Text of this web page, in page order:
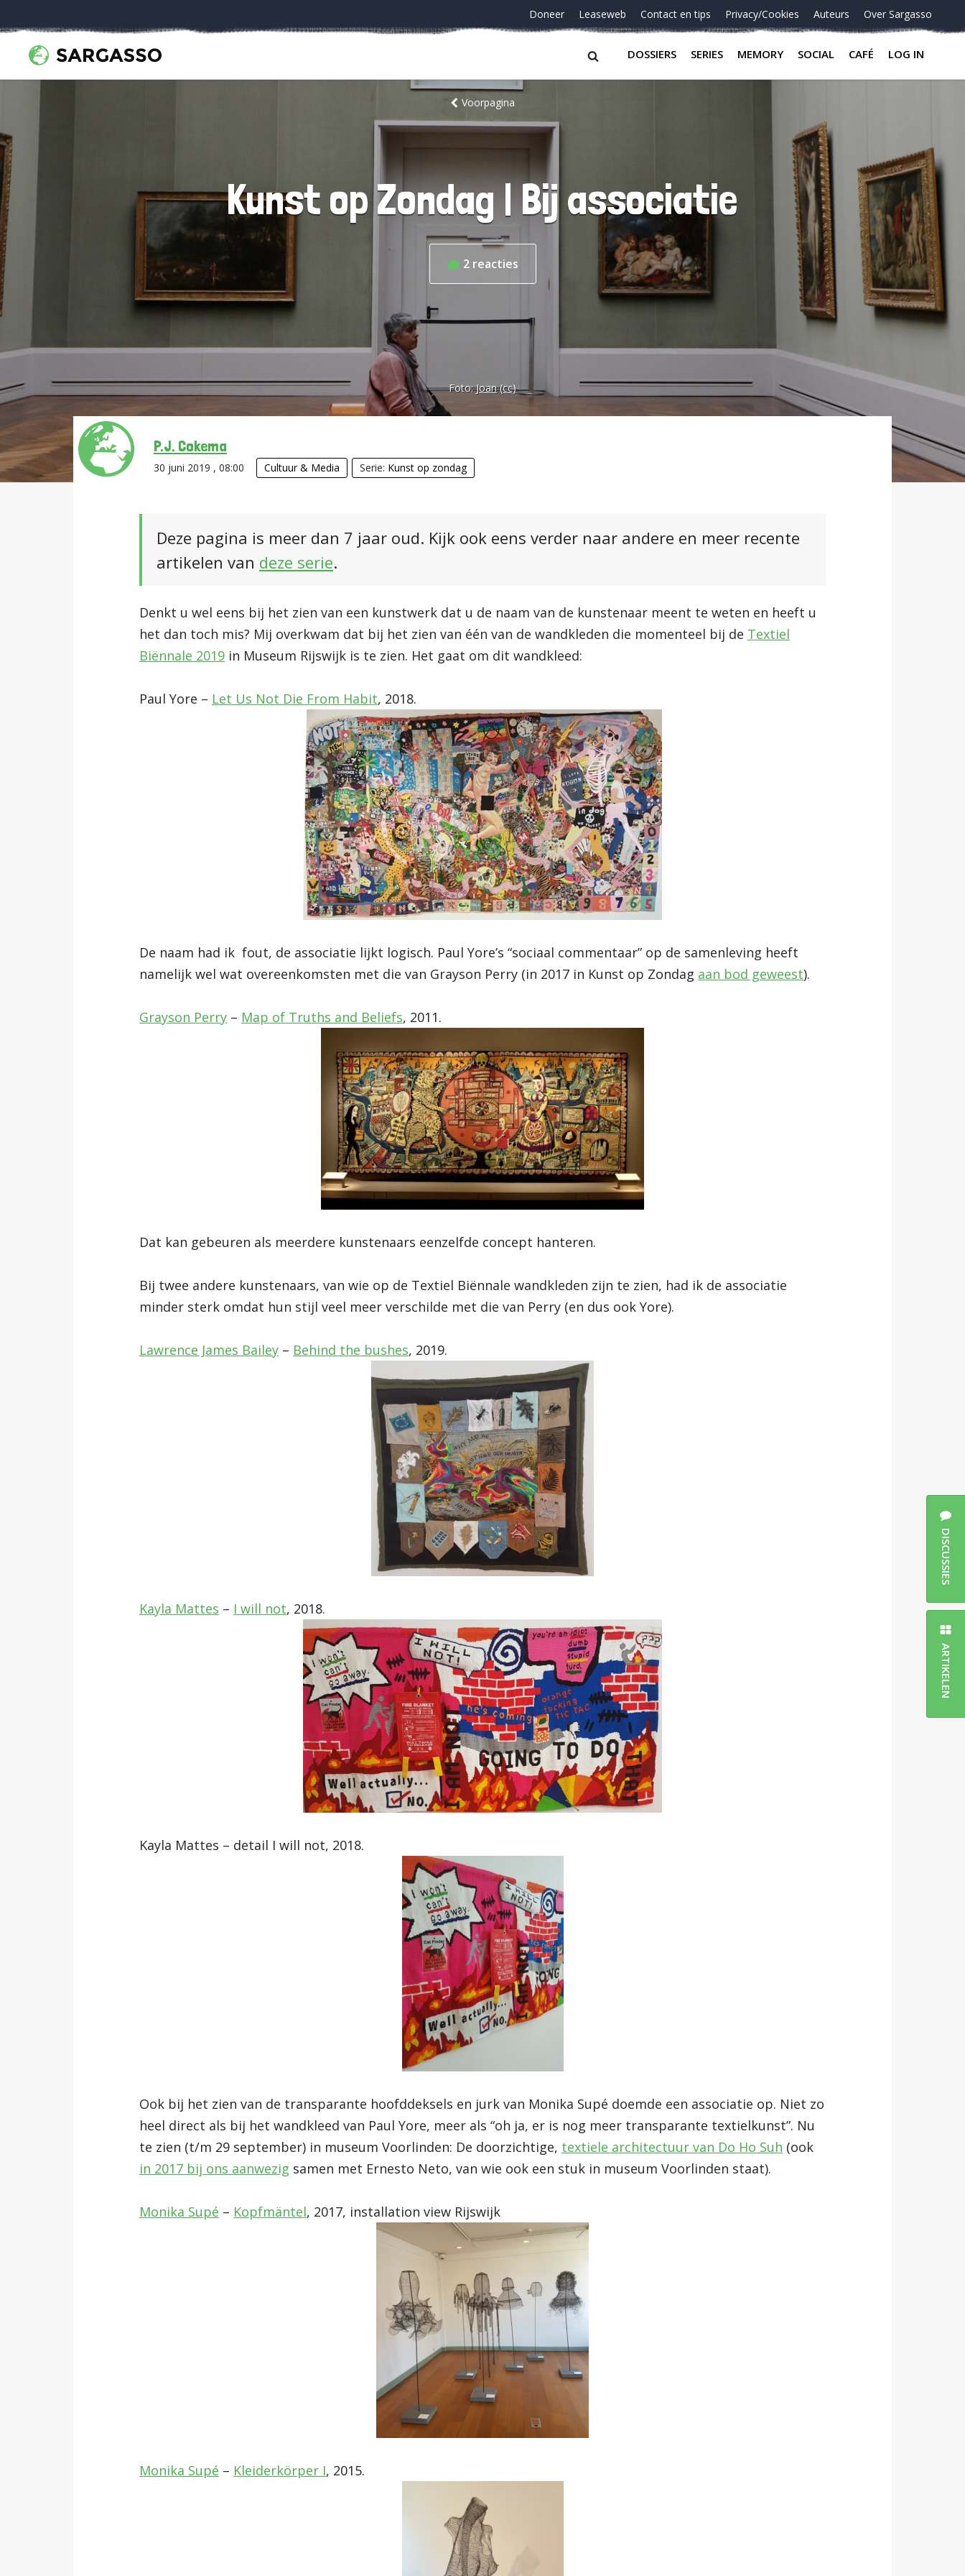
Doneer Leaseweb Contact en tips Privacy/Cookies Auteurs Over Sargasso
DOSSIERS SERIES MEMORY SOCIAL CAFÉ LOG IN
Voorpagina
Kunst op Zondag | Bij associatie
2 reacties
Foto:Joan (cc)
P.J. Cokema
30 juni 2019 , 08:00 Cultuur & Media Serie: Kunst op zondag
Deze pagina is meer dan 7 jaar oud. Kijk ook eens verder naar andere en meer recente
artikelen van deze serie.
Denkt u wel eens bij het zien van een kunstwerk dat u de naam van de kunstenaar meent te weten en heeft u
het dan toch mis? Mij overkwam dat bij het zien van één van de wandkleden die momenteel bij de Textiel
Biënnale 2019 in Museum Rijswijk is te zien. Het gaat om dit wandkleed:
Paul Yore – Let Us Not Die From Habit, 2018.
De naam had ik fout, de associatie lijkt logisch. Paul Yore’s “sociaal commentaar” op de samenleving heeft
namelijk wel wat overeenkomsten met die van Grayson Perry (in 2017 in Kunst op Zondag aan bod geweest).
Grayson Perry – Map of Truths and Beliefs, 2011.
Dat kan gebeuren als meerdere kunstenaars eenzelfde concept hanteren.
Bij twee andere kunstenaars, van wie op de Textiel Biënnale wandkleden zijn te zien, had ik de associatie
minder sterk omdat hun stijl veel meer verschilde met die van Perry (en dus ook Yore).
Lawrence James Bailey – Behind the bushes, 2019.
Kayla Mattes – I will not, 2018.
Kayla Mattes – detail I will not, 2018.
Ook bij het zien van de transparante hoofddeksels en jurk van Monika Supé doemde een associatie op. Niet zo
heel direct als bij het wandkleed van Paul Yore, meer als “oh ja, er is nog meer transparante textielkunst”. Nu
te zien (t/m 29 september) in museum Voorlinden: De doorzichtige, textiele architectuur van Do Ho Suh (ook
in 2017 bij ons aanwezig samen met Ernesto Neto, van wie ook een stuk in museum Voorlinden staat).
Monika Supé – Kopfmäntel, 2017, installation view Rijswijk
Monika Supé – Kleiderkörper I, 2015.
DISCUSSIES
ARTIKELEN